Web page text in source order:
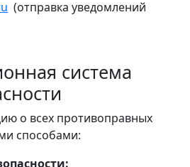
(отправка уведомлений
система
о всех противоправных
способами: